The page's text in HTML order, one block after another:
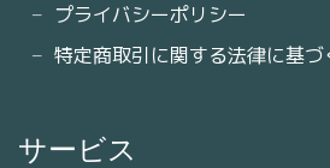
プライバシーポリシー
特定商取引に関する法律に基づ
サービス